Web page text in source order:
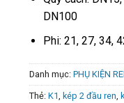
DN100
Phi: 21, 27, 34,
Danh mục: PHỤ KIỆN
Thẻ: K1, kép 2 đầu ren,